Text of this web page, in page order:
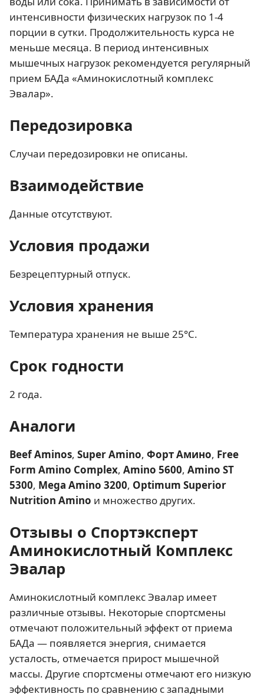
интенсивности физических нагрузок по 1-4
порции в сутки. Продолжительность курса не
меньше месяца. В период интенсивных
мышечных нагрузок рекомендуется регулярный
прием БАДа «Аминокислотный комплекс
Эвалар».
Передозировка
Случаи передозировки не описаны.
Взаимодействие
Данные отсутствуют.
Условия продажи
Безрецептурный отпуск.
Условия хранения
Температура хранения не выше 25°C.
Срок годности
2 года.
Аналоги
Beef Aminos, Super Amino, Форт Амино, Free
Form Amino Complex, Amino 5600, Amino ST
5300, Mega Amino 3200, Optimum Superior
Nutrition Amino и множество других.
Отзывы о Спортэксперт
Аминокислотный Комплекс
Эвалар
Аминокислотный комплекс Эвалар имеет
различные отзывы. Некоторые спортсмены
отмечают положительный эффект от приема
БАДа — появляется энергия, снимается
усталость, отмечается прирост мышечной
массы. Другие спортсмены отмечают его низкую
эффективность по сравнению с западными